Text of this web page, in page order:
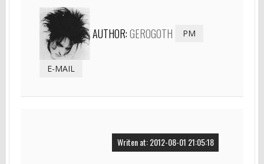
AUTHOR:GEROGOTH PM
E-MAIL
Writen at: 2012-08-01 21:05:18